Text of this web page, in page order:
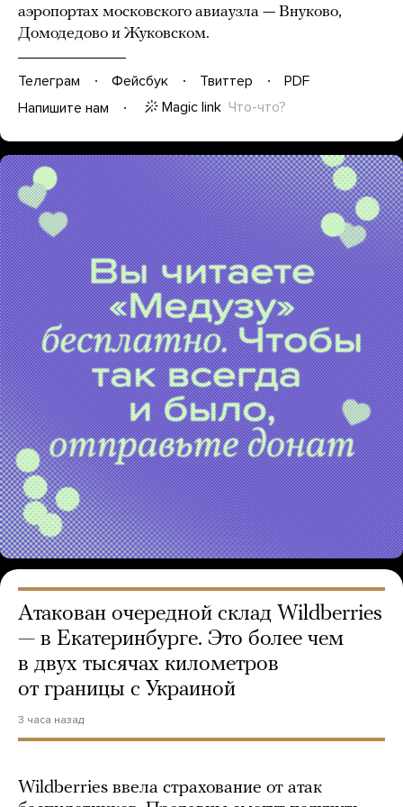
аэропортах московского авиаузла — Внуково,
Домодедово и Жуковском.
Телеграм Фейсбук Твиттер
PDF
Напишите нам
Magic link Что-что?
Атакован очередной склад Wildberries
— в Екатеринбурге. Это более чем
в двух тысячах километров
от границы с Украиной
3 часа назад
Wildberries ввела страхование от атак